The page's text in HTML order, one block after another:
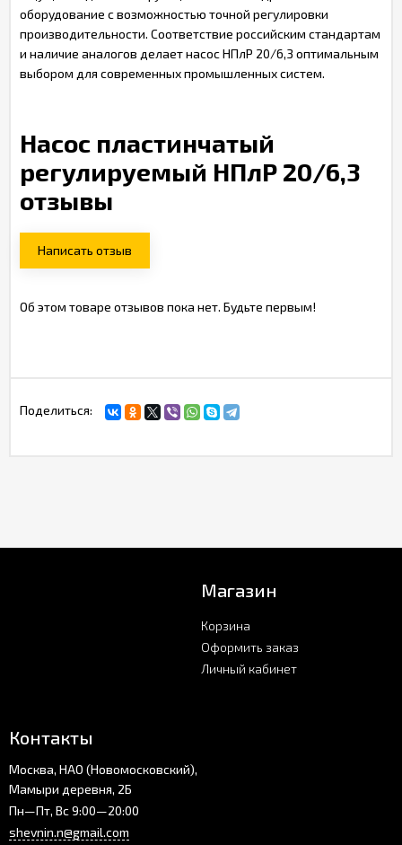
оборудование с возможностью точной регулировки
производительности. Соответствие российским стандартам
и наличие аналогов делает насос НПлР 20/6,3 оптимальным
выбором для современных промышленных систем.
Насос пластинчатый
регулируемый НПлР 20/6,3
отзывы
Написать отзыв
Об этом товаре отзывов пока нет. Будьте первым!
Поделиться:
Магазин
Корзина
Оформить заказ
Личный кабинет
Контакты
Москва, НАО (Новомосковский),
Мамыри деревня, 2Б
Пн—Пт, Вс 9:00—20:00
shevnin.n@gmail.com